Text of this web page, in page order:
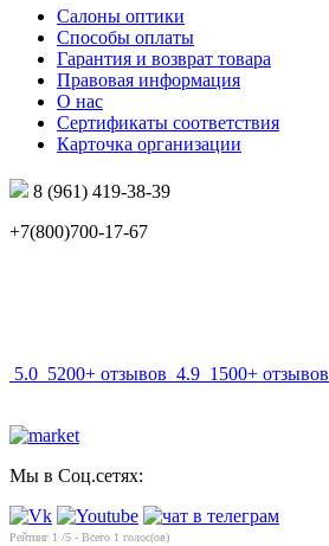
Салоны оптики
Способы оплаты
Гарантия и возврат товара
Правовая информация
О нас
Сертификаты соответствия
Карточка организации
8 (961) 419-38-39
+7(800)700-17-67
5.0 5200+ отзывов 4.9 1500+ отзывов
Мы в Соц.сетях:
Рейтинг 1 /5 - Всего 1 голос(ов)